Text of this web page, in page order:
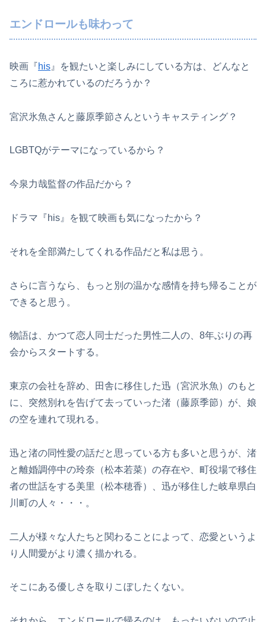
エンドロールも味わって
映画『his 』を観たいと楽しみにしている方は、どんなと
ころに惹かれているのだろうか？
宮沢氷魚さんと藤原季節さんというキャスティング？
LGBTQがテーマになっているから？
今泉力哉監督の作品だから？
ドラマ『his』を観て映画も気になったから？
それを全部満たしてくれる作品だと私は思う。
さらに言うなら、もっと別の温かな感情を持ち帰ることが
できると思う。
物語は、かつて恋人同士だった男性二人の、8年ぶりの再
会からスタートする。
東京の会社を辞め、田舎に移住した迅（宮沢氷魚）のもと
に、突然別れを告げて去っていった渚（藤原季節）が、娘
の空を連れて現れる。
迅と渚の同性愛の話だと思っている方も多いと思うが、渚
と離婚調停中の玲奈（松本若菜）の存在や、町役場で移住
者の世話をする美里（松本穂香）、迅が移住した岐阜県白
川町の人々・・・。
二人が様々な人たちと関わることによって、恋愛というよ
り人間愛がより濃く描かれる。
そこにある優しさを取りこぼしたくない。